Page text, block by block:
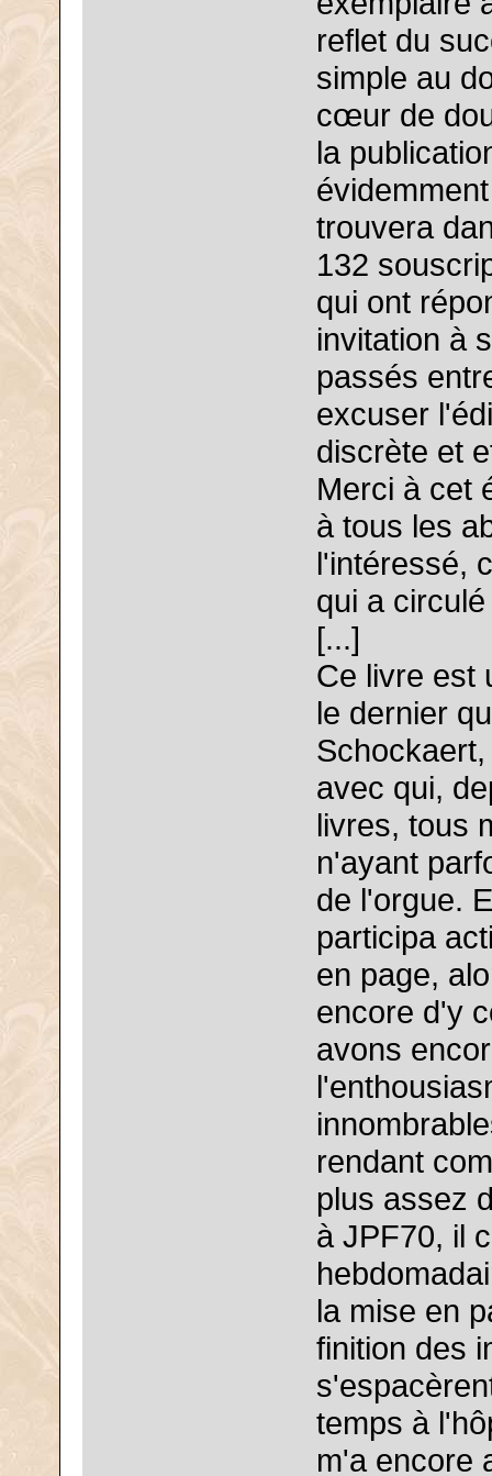
reflet du
simple au
cœur de
la
trouvera
132
qui ont
invitation à
passés
excuser
discrète et
Merci à cet
à tous les
l'intéressé,
qui a
[...]
Ce livre est
le dernier
avec qui,
livres, tous
n'ayant
de l'orgue.
participa
en page,
encore d'y
avons
rendant
plus assez
à JPF70, il
la mise en
finition des
temps à
m'a encore